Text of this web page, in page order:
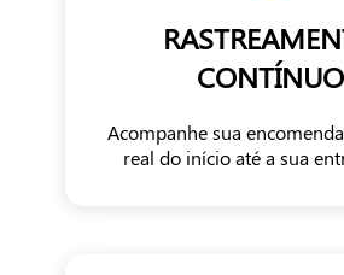
CONTÍNUO
Acompanhe sua
real do início até a sua